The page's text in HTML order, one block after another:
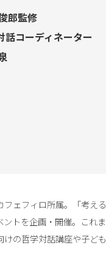
郎監修
話コーディネーター
ェフィロ所属。「考
トを企画・開催。これ
の哲学対話講座や子ど